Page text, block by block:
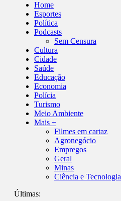
Home
Esportes
Política
Podcasts
Sem Censura
Cultura
Cidade
Saúde
Educação
Economia
Polícia
Turismo
Meio Ambiente
Mais +
Filmes em cartaz
Agronegócio
Empregos
Geral
Minas
Ciência e Tecnologia
Últimas: